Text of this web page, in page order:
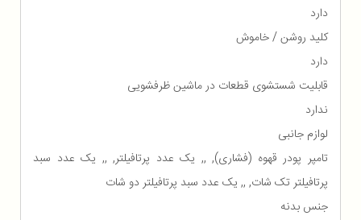
دارد
کلید روشن / خاموش
دارد
قابلیت شستشوی قطعات در ماشین ظرفشویی
ندارد
لوازم جانبی
تامپر پودر قهوه (فشاری), ,, یک عدد پرتافیلتر, ,, یک عدد سبد
پرتافیلتر تک شات, ,, یک عدد سبد پرتافیلتر دو شات
جنس بدنه